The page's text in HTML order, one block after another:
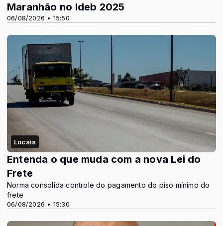
06/08/2026 • 15:50
Maranhão no Ideb 2025
Locais
06/08/2026 • 15:30
Entenda o que muda com a nova Lei do
Frete
Norma consolida controle do pagamento do piso mínimo do
frete